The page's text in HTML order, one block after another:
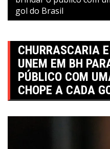
gol do Brasil
CHURRASCARIA
UNEM EM BH
PÚBLICO COM
CHOPE A CADA